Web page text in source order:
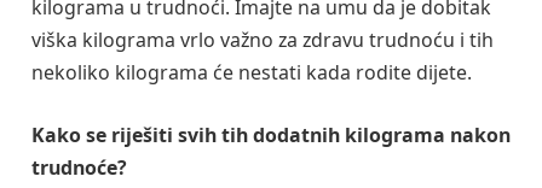
kilograma u trudnoći. Imajte na umu da je dobitak
viška kilograma vrlo važno za zdravu trudnoću i tih
nekoliko kilograma će nestati kada rodite dijete.
Kako se riješiti svih tih dodatnih kilograma nakon
trudnoće?